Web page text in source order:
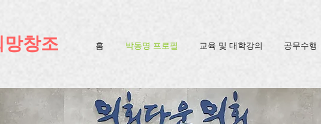
창조 홈 박동명 프로필 교육 및 대학강의 공무수행